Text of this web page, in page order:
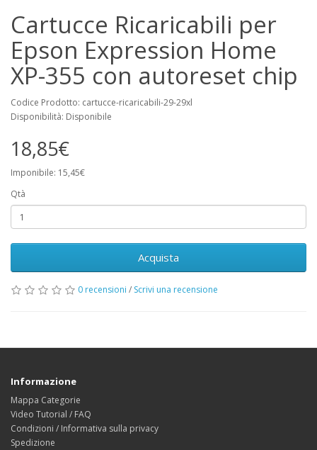
Cartucce Ricaricabili per
Epson Expression Home
XP-355 con autoreset chip
Codice Prodotto: cartucce-ricaricabili-29-29xl
Disponibilità: Disponibile
18,85€
Imponibile: 15,45€
Qtà
Acquista
0 recensioni / Scrivi una recensione
Informazione
Mappa Categorie
Video Tutorial / FAQ
Condizioni / Informativa sulla privacy
Spedizione